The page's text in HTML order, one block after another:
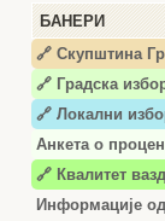
БАНЕРИ
🔗 Скупштина
🔗 Градска
🔗 Локални
Анкета о
🔗 Квалитет
Информације од